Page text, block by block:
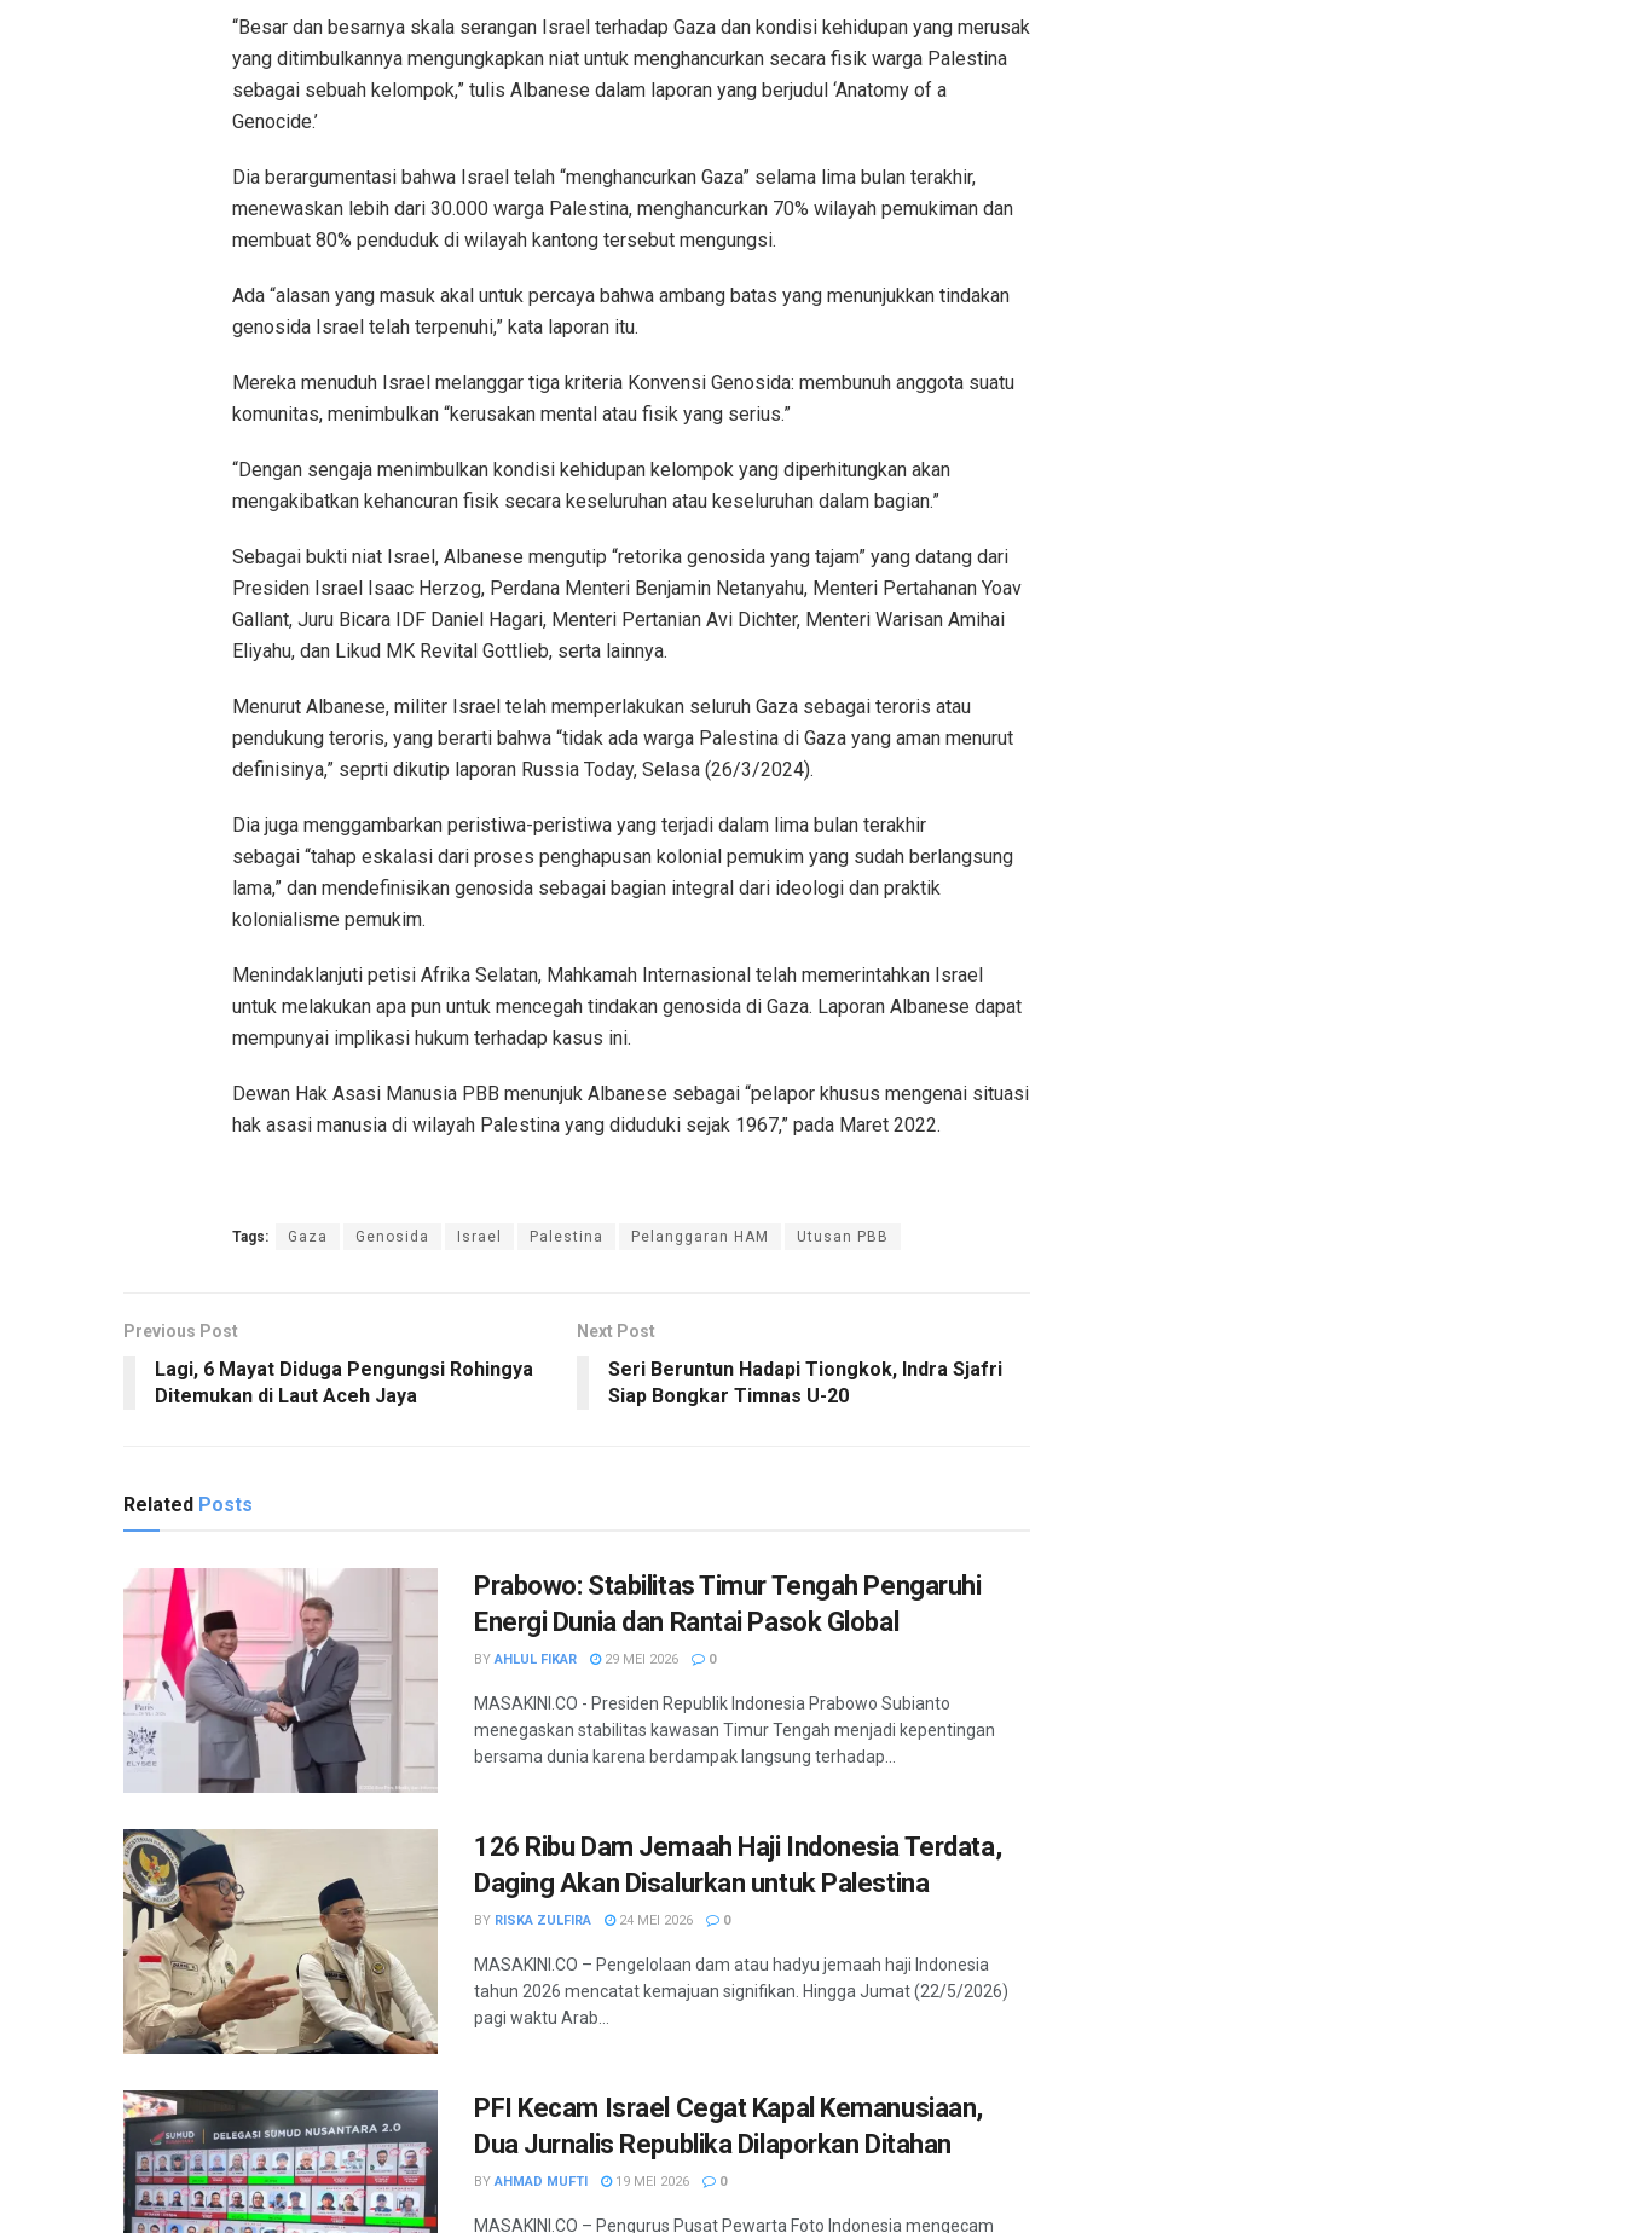
“Besar dan besarnya skala serangan Israel terhadap Gaza dan kondisi kehidupan yang merusak
yang ditimbulkannya mengungkapkan niat untuk menghancurkan secara fisik warga Palestina
sebagai sebuah kelompok,” tulis Albanese dalam laporan yang berjudul ‘Anatomy of a
Genocide.’
Dia berargumentasi bahwa Israel telah “menghancurkan Gaza” selama lima bulan terakhir,
menewaskan lebih dari 30.000 warga Palestina, menghancurkan 70% wilayah pemukiman dan
membuat 80% penduduk di wilayah kantong tersebut mengungsi.
Ada “alasan yang masuk akal untuk percaya bahwa ambang batas yang menunjukkan tindakan
genosida Israel telah terpenuhi,” kata laporan itu.
Mereka menuduh Israel melanggar tiga kriteria Konvensi Genosida: membunuh anggota suatu
komunitas, menimbulkan “kerusakan mental atau fisik yang serius.”
“Dengan sengaja menimbulkan kondisi kehidupan kelompok yang diperhitungkan akan
mengakibatkan kehancuran fisik secara keseluruhan atau keseluruhan dalam bagian.”
Sebagai bukti niat Israel, Albanese mengutip “retorika genosida yang tajam” yang datang dari
Presiden Israel Isaac Herzog, Perdana Menteri Benjamin Netanyahu, Menteri Pertahanan Yoav
Gallant, Juru Bicara IDF Daniel Hagari, Menteri Pertanian Avi Dichter, Menteri Warisan Amihai
Eliyahu, dan Likud MK Revital Gottlieb, serta lainnya.
Menurut Albanese, militer Israel telah memperlakukan seluruh Gaza sebagai teroris atau
pendukung teroris, yang berarti bahwa “tidak ada warga Palestina di Gaza yang aman menurut
definisinya,” seprti dikutip laporan Russia Today, Selasa (26/3/2024).
Dia juga menggambarkan peristiwa-peristiwa yang terjadi dalam lima bulan terakhir
sebagai “tahap eskalasi dari proses penghapusan kolonial pemukim yang sudah berlangsung
lama,” dan mendefinisikan genosida sebagai bagian integral dari ideologi dan praktik
kolonialisme pemukim.
Menindaklanjuti petisi Afrika Selatan, Mahkamah Internasional telah memerintahkan Israel
untuk melakukan apa pun untuk mencegah tindakan genosida di Gaza. Laporan Albanese dapat
mempunyai implikasi hukum terhadap kasus ini.
Dewan Hak Asasi Manusia PBB menunjuk Albanese sebagai “pelapor khusus mengenai situasi
hak asasi manusia di wilayah Palestina yang diduduki sejak 1967,” pada Maret 2022.
Tags: Gaza Genosida Israel Palestina Pelanggaran HAM Utusan PBB
Previous Post
Lagi, 6 Mayat Diduga Pengungsi Rohingya
Ditemukan di Laut Aceh Jaya
Next Post
Seri Beruntun Hadapi Tiongkok, Indra Sjafri
Siap Bongkar Timnas U-20
Related Posts
Prabowo: Stabilitas Timur Tengah Pengaruhi
Energi Dunia dan Rantai Pasok Global
BY AHLUL FIKAR 29 MEI 2026 0
MASAKINI.CO - Presiden Republik Indonesia Prabowo Subianto
menegaskan stabilitas kawasan Timur Tengah menjadi kepentingan
bersama dunia karena berdampak langsung terhadap...
126 Ribu Dam Jemaah Haji Indonesia Terdata,
Daging Akan Disalurkan untuk Palestina
BY RISKA ZULFIRA 24 MEI 2026 0
MASAKINI.CO – Pengelolaan dam atau hadyu jemaah haji Indonesia
tahun 2026 mencatat kemajuan signifikan. Hingga Jumat (22/5/2026)
pagi waktu Arab...
PFI Kecam Israel Cegat Kapal Kemanusiaan,
Dua Jurnalis Republika Dilaporkan Ditahan
BY AHMAD MUFTI 19 MEI 2026 0
MASAKINI.CO – Pengurus Pusat Pewarta Foto Indonesia mengecam